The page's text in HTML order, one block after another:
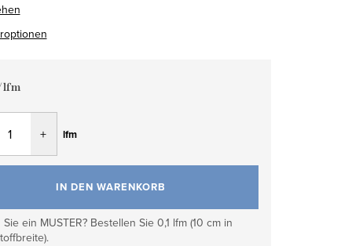
lfm
lfm
IN DEN WARENKORB
ein MUSTER? Bestellen Sie 0,1 lfm (10 cm in